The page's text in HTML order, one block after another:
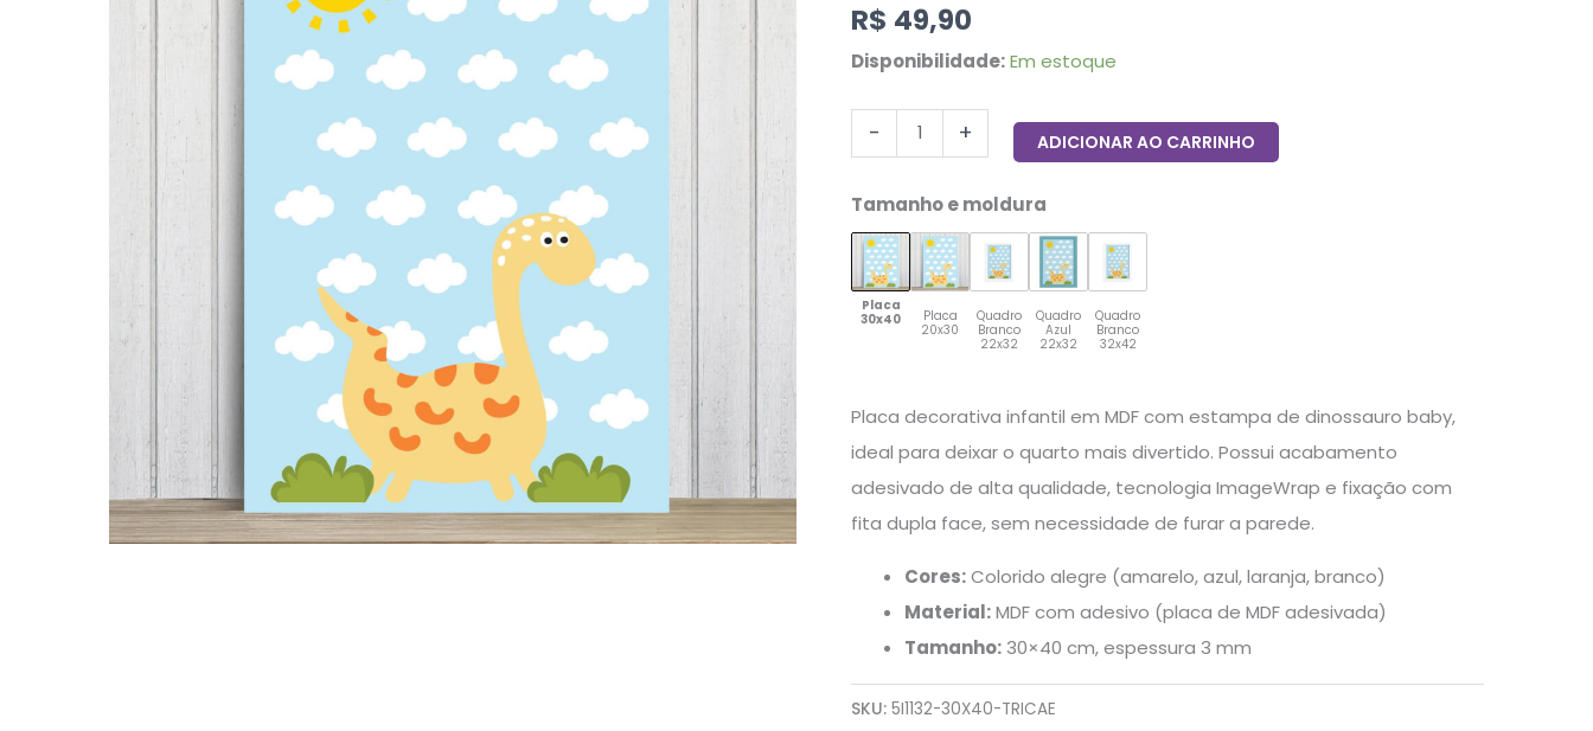
R$ 49,90
Disponibilidade: Em estoque
-
Baby
2
30x40cm
quantidade
+ ADICIONAR AO CARRINHO
Tamanho e moldura
Placa
30x40
Placa
20x30
Quadro
Branco
22x32
Quadro
Azul
22x32
Quadro
Branco
32x42
Placa decorativa infantil em MDF com estampa de dinossauro baby,
ideal para deixar o quarto mais divertido. Possui acabamento
adesivado de alta qualidade, tecnologia ImageWrap e fixação com
fita dupla face, sem necessidade de furar a parede.
Cores:Colorido alegre (amarelo, azul, laranja, branco)
Material:MDF com adesivo (placa de MDF adesivada)
Tamanho: 30×40 cm, espessura 3 mm
SKU:5I1132-30X40-TRICAE